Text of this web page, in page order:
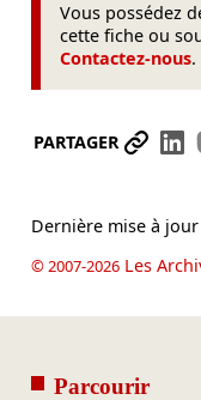
Vous possédez
cette fiche ou
Contactez-nous.
PARTAGER
Dernière mise à
© 2007-2026Les
Parcourir